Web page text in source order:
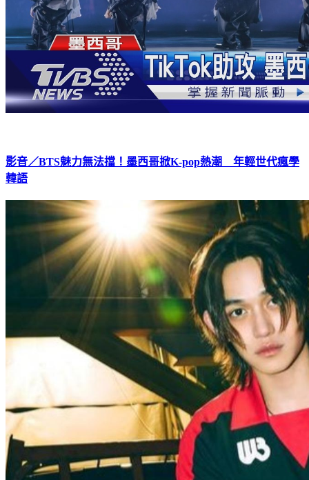
影音／BTS魅力無法擋！墨西哥掀K-pop熱潮 年輕世代瘋學
韓語